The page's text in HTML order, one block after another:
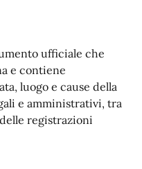
ufficiale che
e contiene
luogo e cause della
e amministrativi, tra
registrazioni